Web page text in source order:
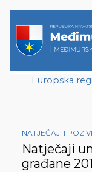
Europska
NATJEČAJI I POZIVI
Natječaji
građane